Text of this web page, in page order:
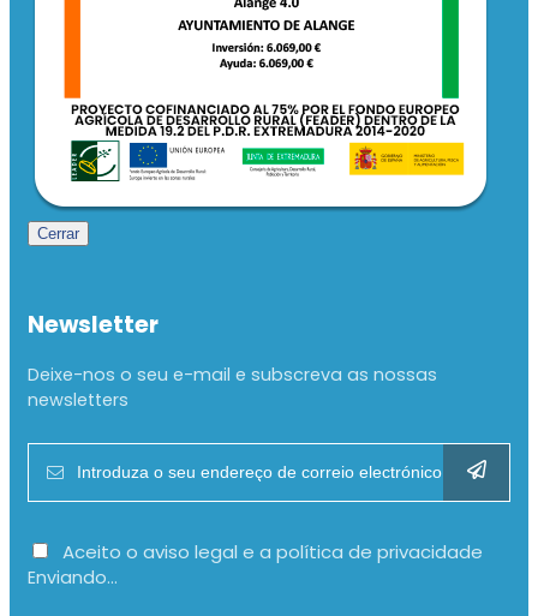
Cerrar
Newsletter
Deixe-nos o seu e-mail e subscreva as nossas
newsletters
Aceito o aviso legal e a política de privacidade
Enviando...